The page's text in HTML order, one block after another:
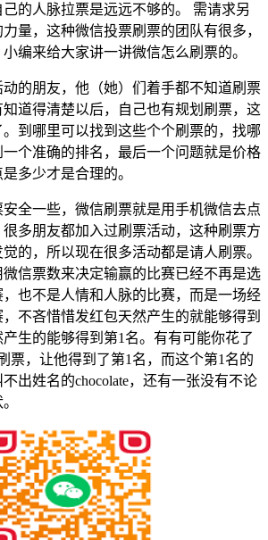
的人脉拉票是远远不够的。 需请求另
量，这种微信投票刷票的团队有很多，
编来给大家讲一讲微信怎么刷票的。
的朋友，他（她）们着手都不知道刷票
道得清楚以后，自己也有规划刷票，这
到哪里可以找到这些个个刷票的，找哪
个准确的排名，最后一个问题就是价格
多少才是合理的。
全一些，微信刷票就是用手机微信去点
多朋友都加入过刷票活动，这种刷票方
的，所以现在很多活动都是请人刷票。
信票数来决定输赢的比赛已经不再是选
也不是人情和人脉的比赛，而是一场经
不吝惜惜发红包天然产生的就能够得到
生的能够得到第1名。有有可能你花了
票，让他得到了第1名，而这个第1名的
出姓名的chocolate，还有一张没有不论